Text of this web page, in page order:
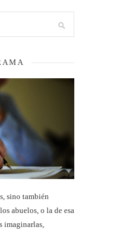
sino también
abuelos, o la de esa
imaginarlas,